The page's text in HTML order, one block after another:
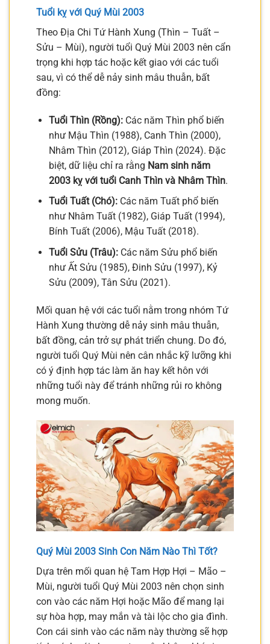
Tuổi kỵ với Quý Mùi 2003
Theo Địa Chi Tứ Hành Xung (Thìn – Tuất –
Sửu – Mùi), người tuổi Quý Mùi 2003 nên cẩn
trọng khi hợp tác hoặc kết giao với các tuổi
sau, vì có thể dễ nảy sinh mâu thuẫn, bất
đồng:
Tuổi Thìn (Rồng):Các năm Thìn phổ biến
như Mậu Thìn (1988), Canh Thìn (2000),
Nhâm Thìn (2012), Giáp Thìn (2024). Đặc
biệt, dữ liệu chỉ ra rằng Nam sinh năm
2003 kỵ với tuổi Canh Thìn và Nhâm Thìn.
Tuổi Tuất (Chó):Các năm Tuất phổ biến
như Nhâm Tuất (1982), Giáp Tuất (1994),
Bính Tuất (2006), Mậu Tuất (2018).
Tuổi Sửu (Trâu):Các năm Sửu phổ biến
như Ất Sửu (1985), Đinh Sửu (1997), Kỷ
Sửu (2009), Tân Sửu (2021).
Mối quan hệ với các tuổi nằm trong nhóm Tứ
Hành Xung thường dễ nảy sinh mâu thuẫn,
bất đồng, cản trở sự phát triển chung. Do đó,
người tuổi Quý Mùi nên cân nhắc kỹ lưỡng khi
có ý định hợp tác làm ăn hay kết hôn với
những tuổi này để tránh những rủi ro không
mong muốn.
Quý Mùi 2003 Sinh Con Năm Nào Thì Tốt?
Dựa trên mối quan hệ Tam Hợp Hợi – Mão –
Mùi, người tuổi Quý Mùi 2003 nên chọn sinh
con vào các năm Hợi hoặc Mão để mang lại
sự hòa hợp, may mắn và tài lộc cho gia đình.
Con cái sinh vào các năm này thường sẽ hợp